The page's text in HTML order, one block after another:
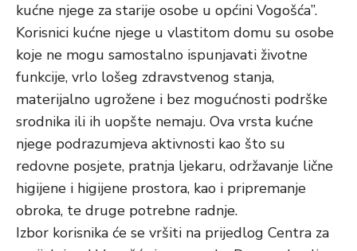
kućne njege za starije osobe u općini Vogošća”.
Korisnici kućne njege u vlastitom domu su osobe
koje ne mogu samostalno ispunjavati životne
funkcije, vrlo lošeg zdravstvenog stanja,
materijalno ugrožene i bez mogućnosti podrške
srodnika ili ih uopšte nemaju. Ova vrsta kućne
njege podrazumjeva aktivnosti kao što su
redovne posjete, pratnja ljekaru, održavanje lične
higijene i higijene prostora, kao i pripremanje
obroka, te druge potrebne radnje.
Izbor korisnika će se vršiti na prijedlog Centra za